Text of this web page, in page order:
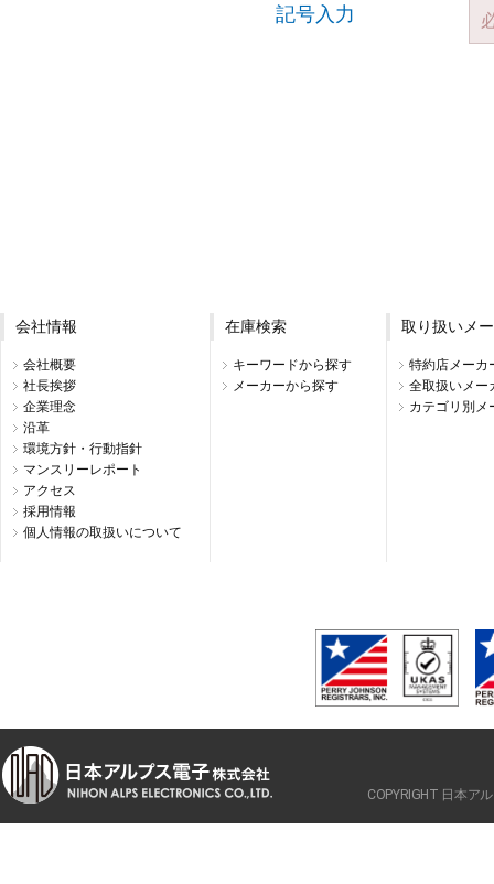
記号入力
会社情報
会社概要
社長挨拶
企業理念
沿革
環境方針・行動指針
マンスリーレポート
アクセス
採用情報
個人情報の取扱いについて
在庫検索
キーワードから探す
メーカーから探す
取り扱いメ
特約店メーカ
全取扱いメー
カテゴリ別メ
COPYRIGHT 日本ア